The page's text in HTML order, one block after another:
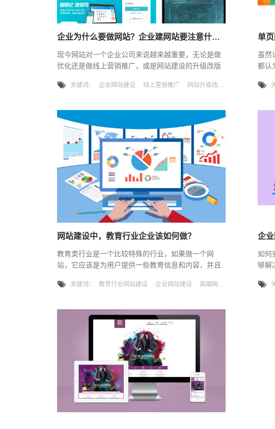
企业为什么要做网站？企业建网站要注意什么？
现今网站对一个企业公司来说越来越重要，无论是做
优化还是做线上营销推广，或是网站建设的升级改版
到官网并且转化为有效询盘，实现转化率，所以官网
什么要做网站建设呢？1，信息传递快网站的信息传递
比任何一家媒介，报刊，出版社都要迅速，并且只需
要几分钟就可把想要的信息更新完成，简单，快捷，
速度，使企业在最短的时间内发
关键词： 企业网站建设 线上营销推广 网站升级改版
单
虽然
都认
在网
过。
户
信
全
网站建设中，教育行业企业该如何做？
教育类行业是一个比较特殊的行业，如果做一个网
站，它应该是为用户提供一些教育信息和内容，并且
建设中，教育行业企业该如何做？一、网站建设前期
该要先规划好网站风格、网站版块内容、如何传递教
育信息，为用户建设出具有教育环境氛围的网站。通
常教育类的网站建设会采用蓝色、绿色等色调，这是
用户习惯认知的格调，会增加用户对网
关键词： 教育行业网站建设 企业网站建设 高端网站建设
企
如何
够解
的产
块
企
通